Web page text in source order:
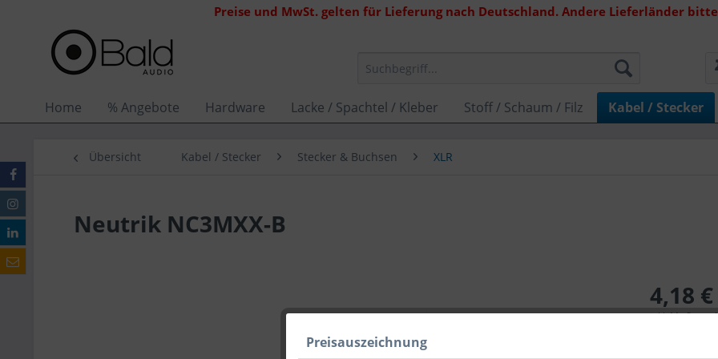
Preise und MwSt. gelten für Lieferung nach Deutschland. Andere Lieferländer
Home % Angebote Hardware Lacke / Spachtel / Kleber Stoff / Schaum / Filz Kabel / Stecker
Übersicht Kabel / Stecker Stecker & Buchsen XLR
Neutrik NC3MXX-B
4,18
inkl. MwSt.
Lieferzeit
Preisauszeichnung